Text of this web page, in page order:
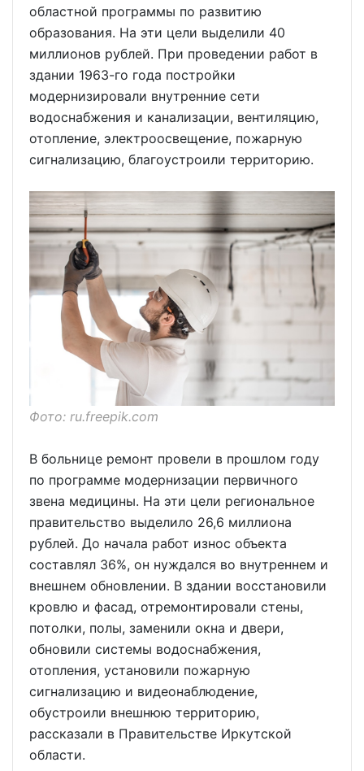
областной программы по развитию
образования. На эти цели выделили 40
миллионов рублей. При проведении работ в
здании 1963-го года постройки
модернизировали внутренние сети
водоснабжения и канализации, вентиляцию,
отопление, электроосвещение, пожарную
сигнализацию, благоустроили территорию.
Фото: ru.freepik.com
В больнице ремонт провели в прошлом году
по программе модернизации первичного
звена медицины. На эти цели региональное
правительство выделило 26,6 миллиона
рублей. До начала работ износ объекта
составлял 36%, он нуждался во внутреннем и
внешнем обновлении. В здании восстановили
кровлю и фасад, отремонтировали стены,
потолки, полы, заменили окна и двери,
обновили системы водоснабжения,
отопления, установили пожарную
сигнализацию и видеонаблюдение,
обустроили внешнюю территорию,
рассказали в Правительстве Иркутской
области.